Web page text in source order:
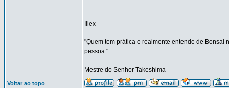
Illex
"Quem tem prática e realmente entende de Bonsai
pessoa."
Mestre do Senhor Takeshima
Voltar ao topo